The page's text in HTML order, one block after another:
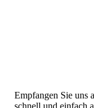
Empfangen Sie uns